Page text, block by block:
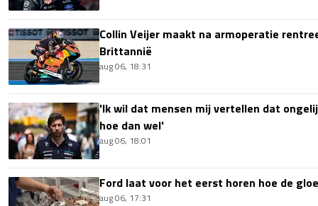
Collin Veijer maakt na armoperatie
Brittannië
aug 06, 18:31
'Ik wil dat mensen mij vertellen dat
hoe dan wel'
aug 06, 18:01
Ford laat voor het eerst horen hoe de
aug 06, 17:31